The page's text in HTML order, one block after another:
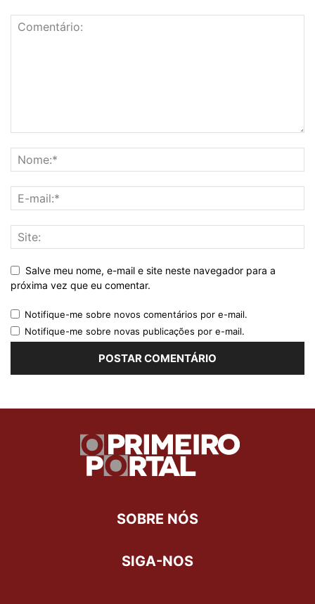
Salve meu nome, e-mail e site neste navegador para a
próxima vez que eu comentar.
Notifique-me sobre novos comentários por e-mail.
Notifique-me sobre novas publicações por e-mail.
SOBRE NÓS
SIGA-NOS